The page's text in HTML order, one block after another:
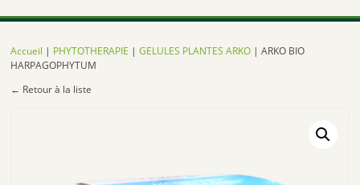
:
Accueil | PHYTOTHERAPIE |GELULES PLANTES ARKO | ARKO BIO
HARPAGOPHYTUM
← Retour à la liste